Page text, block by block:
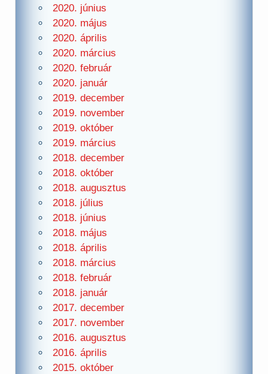
2020. június
2020. május
2020. április
2020. március
2020. február
2020. január
2019. december
2019. november
2019. október
2019. március
2018. december
2018. október
2018. augusztus
2018. július
2018. június
2018. május
2018. április
2018. március
2018. február
2018. január
2017. december
2017. november
2016. augusztus
2016. április
2015. október